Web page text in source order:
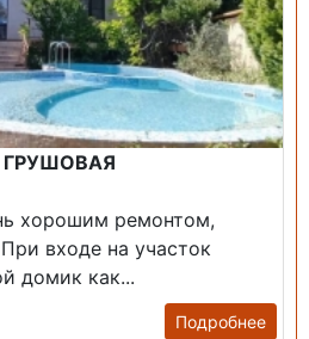
ГРУШОВАЯ
хорошим ремонтом,
входе на участок
домик как...
Подробнее